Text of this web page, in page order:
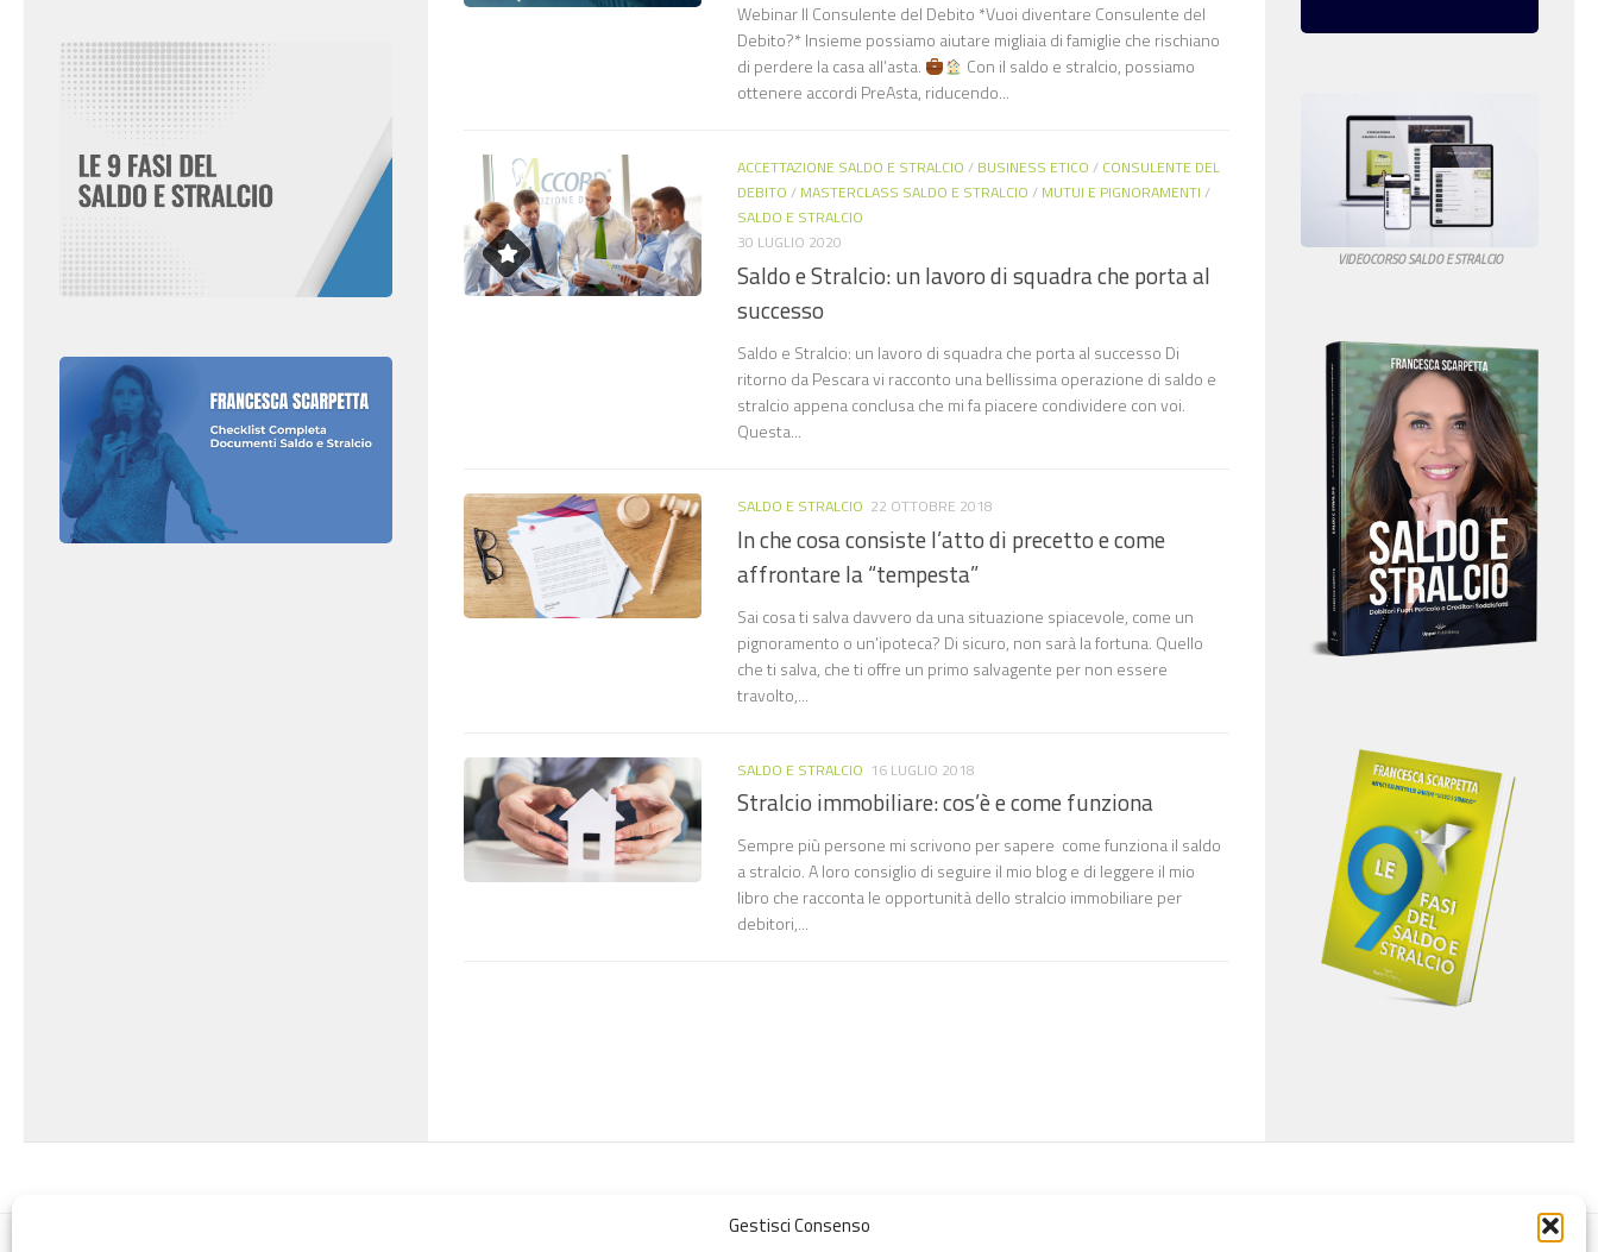
Gestisci Consenso
Webinar Il Consulente del Debito *Vuoi diventare Consulente del
Debito?* Insieme possiamo aiutare migliaia di famiglie che rischiano
di perdere la casa all’asta.
Con il saldo e stralcio, possiamo
ottenere accordi PreAsta, riducendo...
ACCETTAZIONE SALDO E STRALCIO / BUSINESS ETICO / CONSULENTE DEL
DEBITO / MASTERCLASS SALDO E STRALCIO / MUTUI E PIGNORAMENTI /
SALDO E STRALCIO
30 LUGLIO 2020
Saldo e Stralcio: un lavoro di squadra che porta al
successo
Saldo e Stralcio: un lavoro di squadra che porta al successo Di
ritorno da Pescara vi racconto una bellissima operazione di saldo e
stralcio appena conclusa che mi fa piacere condividere con voi.
Questa...
SALDO E STRALCIO 22 OTTOBRE 2018
In che cosa consiste l’atto di precetto e come
affrontare la “tempesta”
Sai cosa ti salva davvero da una situazione spiacevole, come un
pignoramento o un’ipoteca? Di sicuro, non sarà la fortuna. Quello
che ti salva, che ti offre un primo salvagente per non essere
travolto,...
SALDO E STRALCIO 16 LUGLIO 2018
Stralcio immobiliare: cos’è e come funziona
Sempre più persone mi scrivono per sapere come funziona il saldo
a stralcio. A loro consiglio di seguire il mio blog e di leggere il mio
libro che racconta le opportunità dello stralcio immobiliare per
debitori,...
VIDEOCORSO SALDO E STRALCIO
DEBITI CON FINANZIARIE LE 9 FASI DEL SALDO E STRALCIO